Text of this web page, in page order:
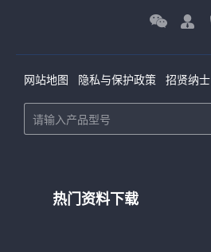
网站地图 隐私与保护政策 招贤纳士
热门资料下载